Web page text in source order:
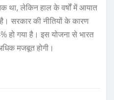
था, लेकिन हाल के वर्षों में आयात
है। सरकार की नीतियों के कारण
गया है। इस योजना से भारत
मजबूत होगी।